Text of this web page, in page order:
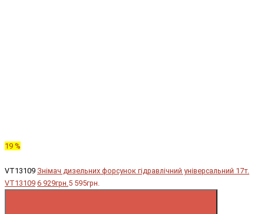
19 %
VT13109 Знімач дизельних форсунок гідравлічний універсальний 17т.
VT13109 6 929грн. 5 595грн.